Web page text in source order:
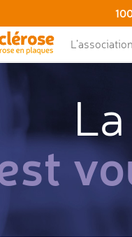
L’association